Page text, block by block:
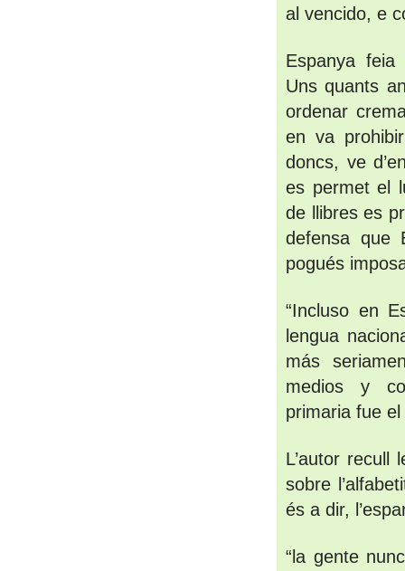
al vencido, e
Espanya feia
Uns quants
ordenar
en va
doncs, ve
es permet el
de llibres es
defensa que
pogués
“Incluso en
lengua
más
medios y
primaria fue
L’autor recull
sobre
és a dir,
“la gente